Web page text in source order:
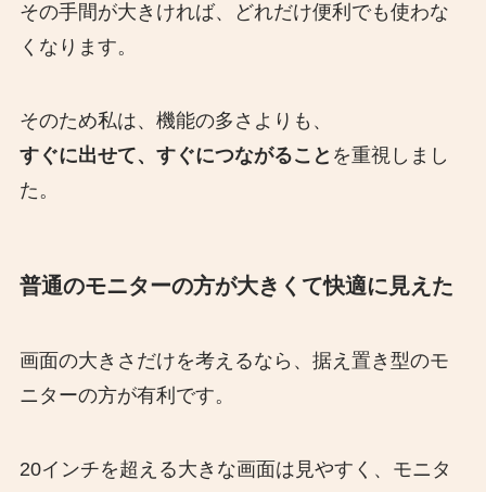
その手間が大きければ、どれだけ便利でも使わな
くなります。
そのため私は、機能の多さよりも、
すぐに出せて、すぐにつながること を重視しまし
た。
普通のモニターの方が大きくて快適に見えた
画面の大きさだけを考えるなら、据え置き型のモ
ニターの方が有利です。
20インチを超える大きな画面は見やすく、モニタ